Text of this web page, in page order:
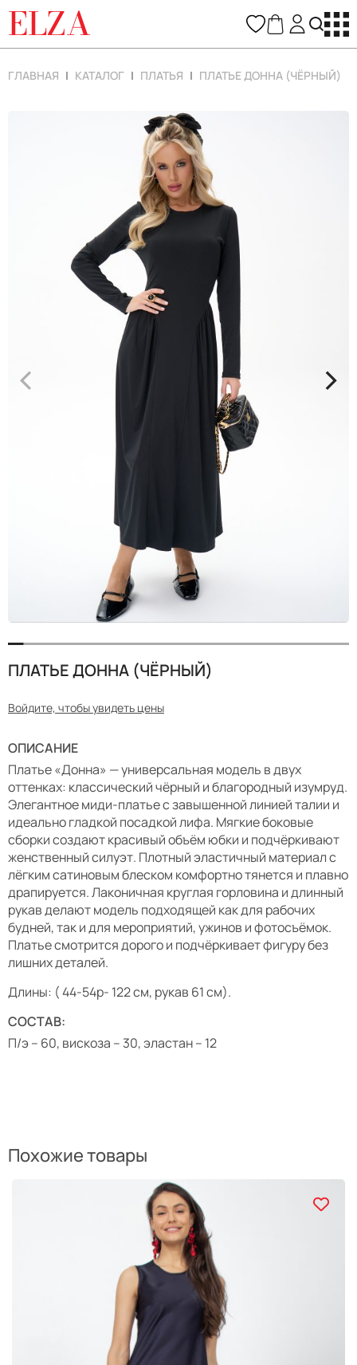
ELZA
ГЛАВНАЯ КАТАЛОГ ПЛАТЬЯ ПЛАТЬЕ ДОННА (ЧЁРНЫЙ)
< >
ПЛАТЬЕ ДОННА (ЧЁРНЫЙ)
Войдите, чтобы увидеть цены
ОПИСАНИЕ
Платье «Донна» — универсальная модель в двух
оттенках: классический чёрный и благородный изумруд.
Элегантное миди-платье с завышенной линией талии и
идеально гладкой посадкой лифа. Мягкие боковые
сборки создают красивый объём юбки и подчёркивают
женственный силуэт. Плотный эластичный материал с
лёгким сатиновым блеском комфортно тянется и плавно
драпируется. Лаконичная круглая горловина и длинный
рукав делают модель подходящей как для рабочих
будней, так и для мероприятий, ужинов и фотосъёмок.
Платье смотрится дорого и подчёркивает фигуру без
лишних деталей.
Длины: ( 44-54р- 122 см, рукав 61 см).
СОСТАВ:
П/э – 60, вискоза – 30, эластан – 12
Похожие товары